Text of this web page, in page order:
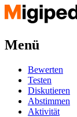
Menü
Bewerten
Testen
Diskutieren
Abstimmen
Aktivität